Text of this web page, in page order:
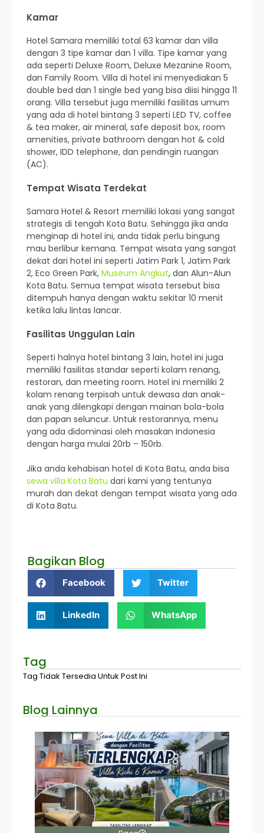
Kamar
Hotel Samara memiliki total 63 kamar dan villa
dengan 3 tipe kamar dan 1 villa. Tipe kamar yang
ada seperti Deluxe Room, Deluxe Mezanine Room,
dan Family Room. Villa di hotel ini menyediakan 5
double bed dan 1 single bed yang bisa diisi hingga 11
orang. Villa tersebut juga memiliki fasilitas umum
yang ada di hotel bintang 3 seperti LED TV, coffee
& tea maker, air mineral, safe deposit box, room
amenities, private bathroom dengan hot & cold
shower, IDD telephone, dan pendingin ruangan
(AC).
Tempat Wisata Terdekat
Samara Hotel & Resort memiliki lokasi yang sangat
strategis di tengah Kota Batu. Sehingga jika anda
menginap di hotel ini, anda tidak perlu bingung
mau berlibur kemana. Tempat wisata yang sangat
dekat dari hotel ini seperti Jatim Park 1, Jatim Park
2, Eco Green Park, Museum Angkut, dan Alun-Alun
Kota Batu. Semua tempat wisata tersebut bisa
ditempuh hanya dengan waktu sekitar 10 menit
ketika lalu lintas lancar.
Fasilitas Unggulan Lain
Seperti halnya hotel bintang 3 lain, hotel ini juga
memiliki fasilitas standar seperti kolam renang,
restoran, dan meeting room. Hotel ini memiliki 2
kolam renang terpisah untuk dewasa dan anak-
anak yang dilengkapi dengan mainan bola-bola
dan papan seluncur. Untuk restorannya, menu
yang ada didominasi oleh masakan Indonesia
dengan harga mulai 20rb – 150rb.
Jika anda kehabisan hotel di Kota Batu, anda bisa
sewa villa Kota Batu dari kami yang tentunya
murah dan dekat dengan tempat wisata yang ada
di Kota Batu.
Bagikan Blog
Facebook Twitter
LinkedIn WhatsApp
Tag
Tag Tidak Tersedia Untuk Post Ini
Blog Lainnya